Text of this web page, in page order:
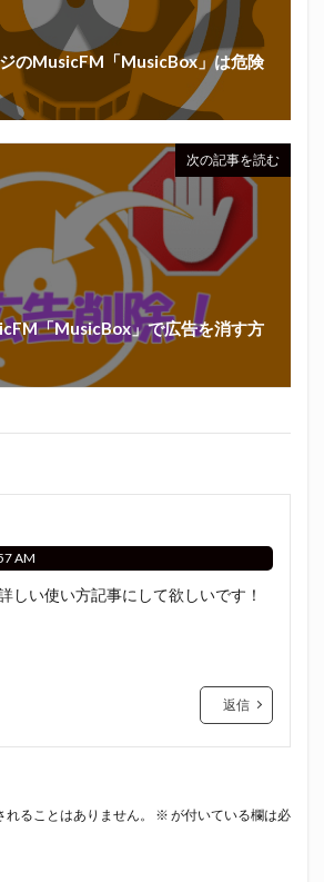
ジのMusicFM「MusicBox」は危険
次の記事を読む
「MusicBox」で広告を消す方
AM
しい使い方記事にして欲しいです！
返信
ることはありません。 ※ が付いている欄は必